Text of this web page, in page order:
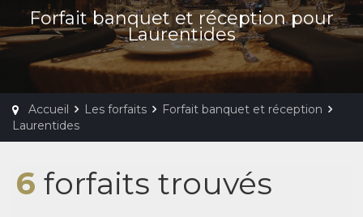
Forfait banquet et réception pour
Laurentides
Accueil Les forfaits
Forfait banquet et réception
Laurentides
6 forfaits trouvés